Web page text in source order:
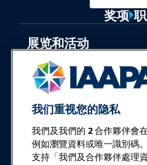
奖项
展览和活动
新闻与乐趣世界
教育
安全与保障
我们重视您的隐私
我們及我們的 2合作夥伴會
例如瀏覽資料或唯一識別碼
支持「我們及合作夥伴處理